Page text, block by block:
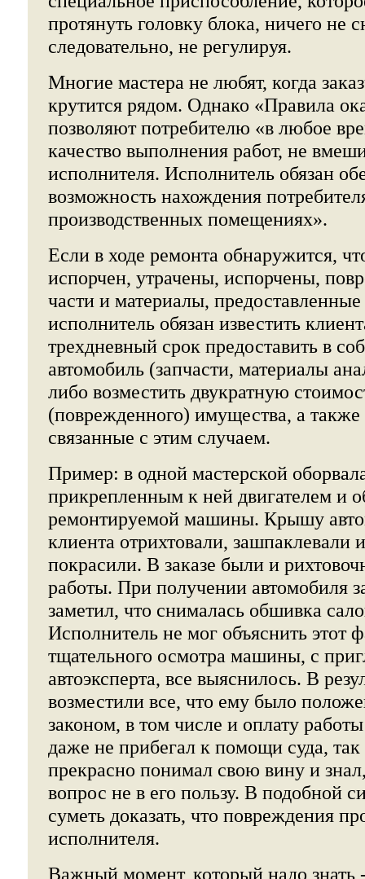
протянуть головку блока, ничего не
следовательно, не регулируя.
Многие мастера не любят, когда
крутится рядом. Однако «Правила
позволяют потребителю «в любое
качество выполнения работ, не
исполнителя. Исполнитель обязан
возможность нахождения
производственных помещениях».
Если в ходе ремонта обнаружится,
испорчен, утрачены, испорчены,
части и материалы,
исполнитель обязан известить
трехдневный срок предоставить в
автомобиль (запчасти, материалы
либо возместить двукратную
(поврежденного) имущества, а также
связанные с этим случаем.
Пример: в одной мастерской
прикрепленным к ней двигателем и
ремонтируемой машины. Крышу
клиента отрихтовали,
покрасили. В заказе были и
работы. При получении автомобиля
заметил, что снималась обшивка
Исполнитель не мог объяснить этот
тщательного осмотра машины, с
автоэксперта, все выяснилось. В
возместили все, что ему было
законом, в том числе и оплату
даже не прибегал к помощи суда, так
прекрасно понимал свою вину и
вопрос не в его пользу. В подобной
суметь доказать, что повреждения
исполнителя.
Важный момент, который надо